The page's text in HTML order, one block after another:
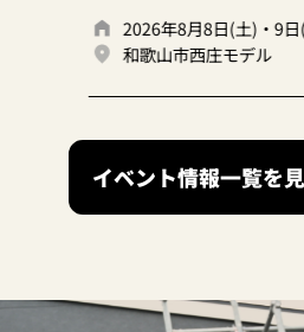
2026年8月8日(土)・9日(日)
和歌山市西庄モデル
イベント情報一覧を